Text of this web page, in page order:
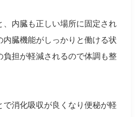
、内臓も正しい場所に固定され
内臓機能がしっかりと働ける状
負担が軽減されるので体調も整
で消化吸収が良くなり便秘が軽